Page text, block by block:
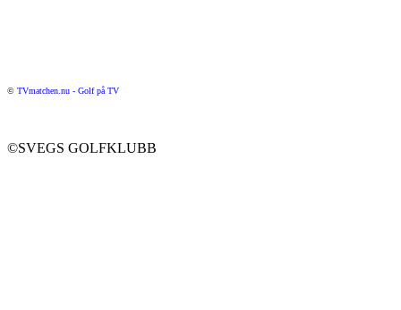
© TVmatchen.nu - Golf på TV
©SVEGS GOLFKLUBB